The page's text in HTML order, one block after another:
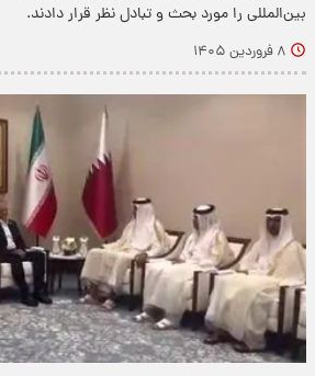
بین‌المللی را مورد بحث و تبادل‌ نظر قرار دادند.
۸ فروردین ۱۴۰۵